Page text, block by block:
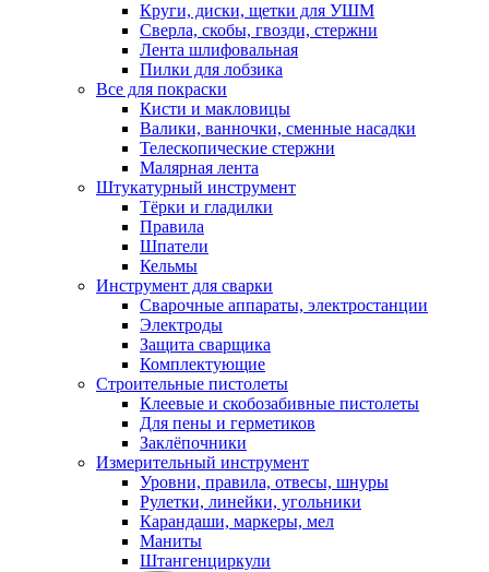
Круги, диски, щетки для УШМ
Сверла, скобы, гвозди, стержни
Лента шлифовальная
Пилки для лобзика
Все для покраски
Кисти и макловицы
Валики, ванночки, сменные насадки
Телескопические стержни
Малярная лента
Штукатурный инструмент
Тёрки и гладилки
Правила
Шпатели
Кельмы
Инструмент для сварки
Сварочные аппараты, электростанции
Электроды
Защита сварщика
Комплектующие
Строительные пистолеты
Клеевые и скобозабивные пистолеты
Для пены и герметиков
Заклёпочники
Измерительный инструмент
Уровни, правила, отвесы, шнуры
Рулетки, линейки, угольники
Карандаши, маркеры, мел
Маниты
Штангенциркули